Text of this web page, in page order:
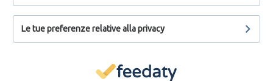
Le tue preferenze relative alla privacy